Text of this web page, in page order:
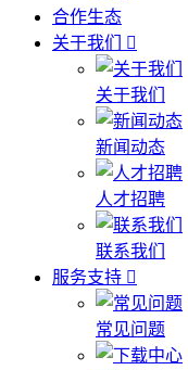
合作生态
关于我们
关于我们
新闻动态
人才招聘
联系我们
服务支持
常见问题